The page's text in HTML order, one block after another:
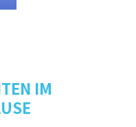
IM